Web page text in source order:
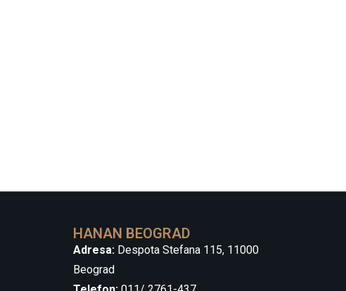
HANAN BEOGRAD
Adresa:Despota Stefana 115, 11000
Beograd